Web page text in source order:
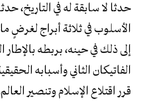
حدثا لا سابقة له في التاريخ،
الأسلوب في ثلاثة أبراج لغرضٍ
إلى ذلك في حينه، بربطه بالإطار
الفاتيكان الثاني وأسبابه
قرر اقتلاع الإسلام وتنصير